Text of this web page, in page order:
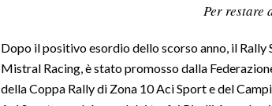
Per restare
Dopo il positivo esordio dello scorso anno, il
Mistral Racing, è stato promosso dalla
della Coppa Rally di Zona 10 Aci Sport e del